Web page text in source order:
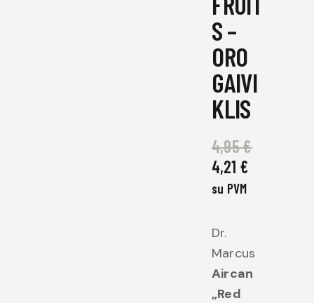
S –
ORO
GAIVI
KLIS
4,95€
4,21 €
su PVM
Dr.
Marcus
Aircan
„Red